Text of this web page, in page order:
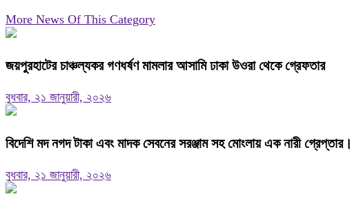
More News Of This Category
জয়পুরহাটের চাঞ্চল্যকর গণধর্ষণ মামলার আসামি ঢাকা উওরা থেকে গ্রেফতার
বুধবার, ২১ জানুয়ারী, ২০২৬
বিদেশি মদ নগদ টাকা এবং মাদক সেবনের সরঞ্জাম সহ মোংলায় এক নারী গ্রেপ্তার।
বুধবার, ২১ জানুয়ারী, ২০২৬